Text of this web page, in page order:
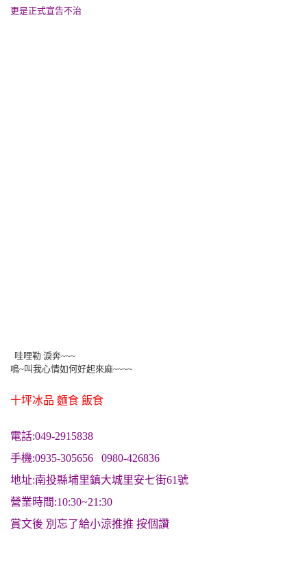
更是正式宣告不治
哇哩勒 淚奔~~~
嗚~叫我心情如何好起來麻~~~~
十坪冰品 麵食 飯食
電話:049-2915838
手機:0935-305656 0980-426836
地址:南投縣埔里鎮大城里安七街61號
營業時間:10:30~21:30
賞文後 別忘了給小涼推推 按個讚